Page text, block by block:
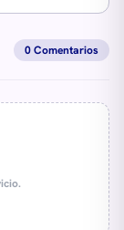
0 Comentarios